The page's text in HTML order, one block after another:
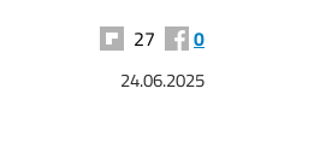
27 0
24.06.2025